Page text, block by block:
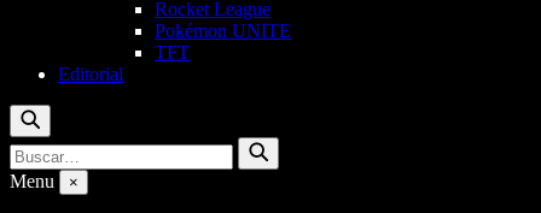
Rocket League
Pokémon UNITE
TFT
Editorial
Buscar
Buscar
por:
Buscar
Menu ×